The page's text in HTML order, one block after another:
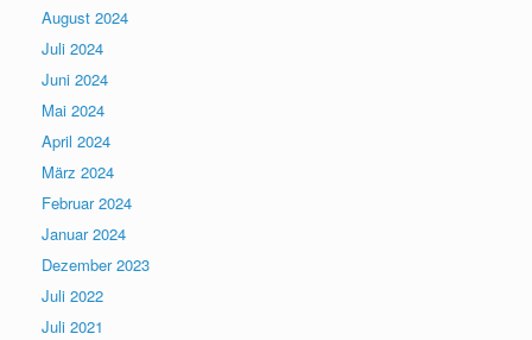
August 2024
Juli 2024
Juni 2024
Mai 2024
April 2024
März 2024
Februar 2024
Januar 2024
Dezember 2023
Juli 2022
Juli 2021